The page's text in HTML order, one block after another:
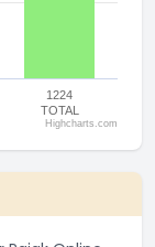
1224
TOTAL
Highcharts.com